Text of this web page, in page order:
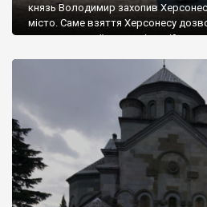
князь Володимир захопив
місто. Саме взяття Херсонесу
диктувати свої умови
Херсонесі Володимир-язичник,
А потім було Хрещення Русі. На